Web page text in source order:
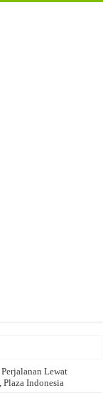
Lewat
Indonesia